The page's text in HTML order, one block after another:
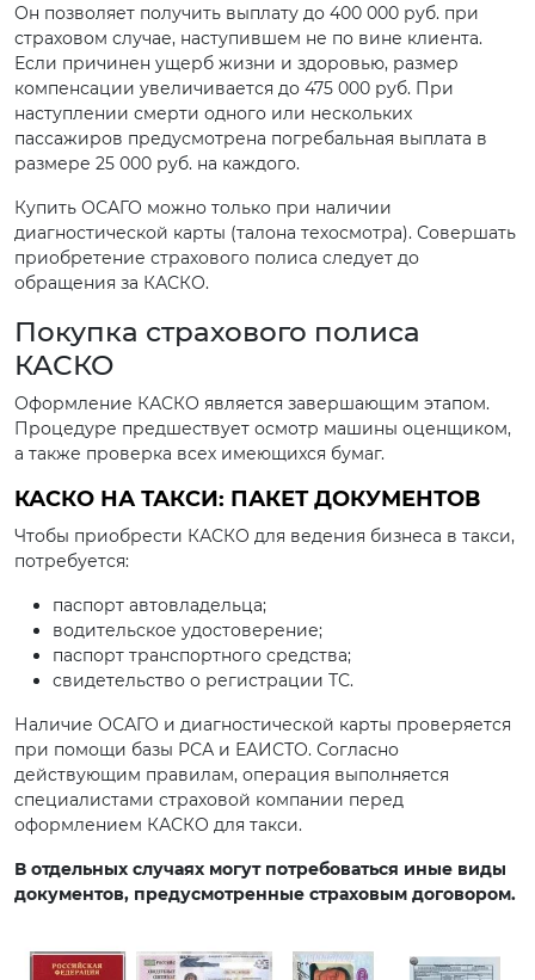
Он позволяет получить выплату до 400 000 руб. при
страховом случае, наступившем не по вине клиента.
Если причинен ущерб жизни и здоровью, размер
компенсации увеличивается до 475 000 руб. При
наступлении смерти одного или нескольких
пассажиров предусмотрена погребальная выплата в
размере 25 000 руб. на каждого.
Купить ОСАГО можно только при наличии
диагностической карты (талона техосмотра). Совершать
приобретение страхового полиса следует до
обращения за КАСКО.
Покупка страхового полиса
КАСКО
Оформление КАСКО является завершающим этапом.
Процедуре предшествует осмотр машины оценщиком,
а также проверка всех имеющихся бумаг.
КАСКО НА ТАКСИ: ПАКЕТ ДОКУМЕНТОВ
Чтобы приобрести КАСКО для ведения бизнеса в такси,
потребуется:
паспорт автовладельца;
водительское удостоверение;
паспорт транспортного средства;
свидетельство о регистрации ТС.
Наличие ОСАГО и диагностической карты проверяется
при помощи базы РСА и ЕАИСТО. Согласно
действующим правилам, операция выполняется
специалистами страховой компании перед
оформлением КАСКО для такси.
В отдельных случаях могут потребоваться иные виды
документов, предусмотренные страховым договором.